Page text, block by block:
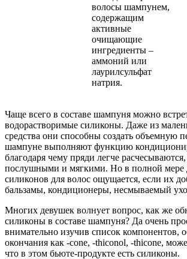
волосы шампунем,
содержащим
активные
очищающие
ингредиенты –
аммоний или
лаурилсульфат
натрия.
Чаще всего в составе шампуня можно
водорастворимые силиконы. Даже из
средства они способны создать объемную
шампуне выполняют функцию
благодаря чему пряди легче расчесываются,
послушными и мягкими. Но в полной мере
силиконов для волос ощущается, если их
бальзамы, кондиционеры, несмываемый
Многих девушек волнует вопрос, как же
силиконы в составе шампуня? Да очень
внимательно изучив список компонентов,
окончания как -cone, -thiconol, -thicone,
что в этом бьюте-продукте есть силиконы.